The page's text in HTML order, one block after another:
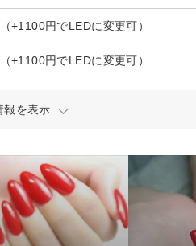
+1100円でLEDに変更可）
+1100円でLEDに変更可）
報を表示